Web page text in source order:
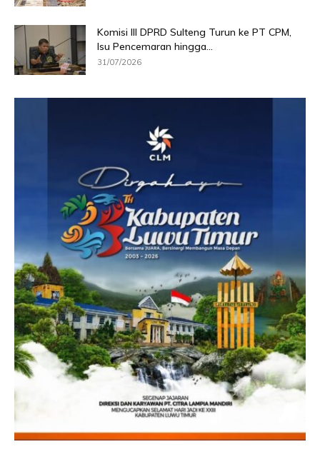
Komisi III DPRD Sulteng Turun ke PT CPM,
Isu Pencemaran hingga...
31/07/2026